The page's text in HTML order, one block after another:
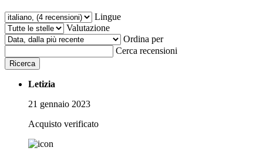
Lingue
Valutazione
Ordina per
Cerca recensioni
Ricerca
Letizia
21 gennaio 2023
Acquisto verificato